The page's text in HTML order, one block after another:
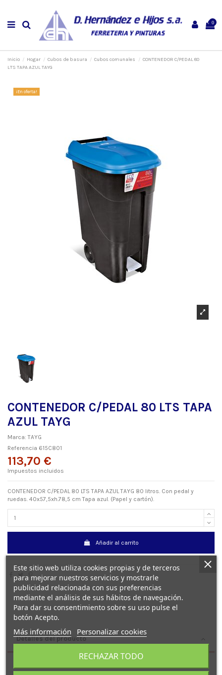
0
Inicio Hogar Cubos de basura Cubos comunales
CONTENEDOR C/PEDAL 80
LTS TAPA AZUL TAYG
¡En oferta!
CONTENEDOR C/PEDAL 80 LTS TAPA
AZUL TAYG
Marca: TAYG
Referencia 615C801
113,70 €
Impuestos incluidos
CONTENEDOR C/PEDAL 80 LTS TAPA AZUL TAYG 80 litros. Con pedal y
ruedas. 40x57,5xh.78,5 cm Tapa azul. (Papel y cartón).
Añadir al carrito
Detalles del producto
Este sitio web utiliza cookies propias y de terceros
para mejorar nuestros servicios y mostrarle
publicidad relacionada con sus preferencias
mediante el análisis de sus hábitos de navegación.
Para dar su consentimiento sobre su uso pulse el
botón Acepto.
Más información Personalizar cookies
RECHAZAR TODO